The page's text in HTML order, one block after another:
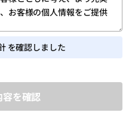
、「ログイン・新規登録画
供されます。
ては、次条に定めるサービ
す。
お客様の個人情報をご提供
がございます。
持することを宣言いたしま
を確認しました